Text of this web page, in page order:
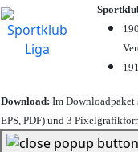
Download: Im Downloadpaket
EPS, PDF) und 3